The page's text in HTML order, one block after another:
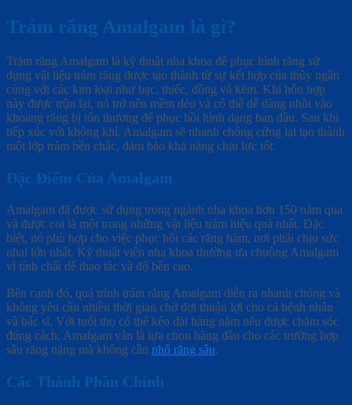
Trám răng Amalgam là gì?
Trám răng Amalgam là kỹ thuật nha khoa để phục hình răng sử
dụng vật liệu trám răng được tạo thành từ sự kết hợp của thủy ngân
cùng với các kim loại như bạc, thiếc, đồng và kẽm. Khi hỗn hợp
này được trộn lại, nó trở nên mềm dẻo và có thể dễ dàng nhồi vào
khoang răng bị tổn thương để phục hồi hình dạng ban đầu. Sau khi
tiếp xúc với không khí, Amalgam sẽ nhanh chóng cứng lại tạo thành
một lớp trám bền chắc, đảm bảo khả năng chịu lực tốt.
Đặc Điểm Của Amalgam
Amalgam đã được sử dụng trong ngành nha khoa hơn 150 năm qua
và được coi là một trong những vật liệu trám hiệu quả nhất. Đặc
biệt, nó phù hợp cho việc phục hồi các răng hàm, nơi phải chịu sức
nhai lớn nhất. Kỹ thuật viên nha khoa thường ưa chuộng Amalgam
vì tính chất dễ thao tác và độ bền cao.
Bên cạnh đó, quá trình trám răng Amalgam diễn ra nhanh chóng và
không yêu cầu nhiều thời gian chờ đợi thuận lợi cho cả bệnh nhân
và bác sĩ. Với tuổi thọ có thể kéo dài hàng năm nếu được chăm sóc
đúng cách, Amalgam vẫn là lựa chọn hàng đầu cho các trường hợp
sâu răng nặng mà không cần nhổ răng sâu.
Các Thành Phần Chính